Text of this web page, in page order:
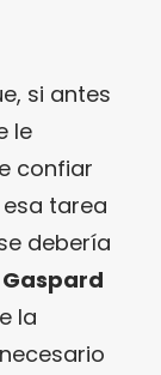
si antes
le
confiar
tarea
debería
Gaspard
la